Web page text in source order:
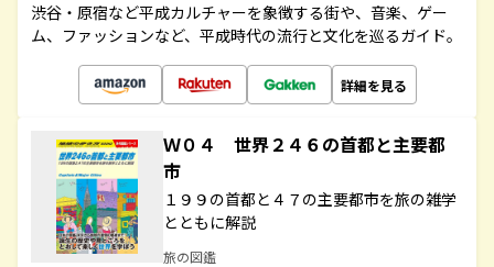
渋谷・原宿など平成カルチャーを象徴する街や、音楽、ゲー
ム、ファッションなど、平成時代の流行と文化を巡るガイド。
詳細を見る
Ｗ０４ 世界２４６の首都と主要都
市
１９９の首都と４７の主要都市を旅の雑学
とともに解説
旅の図鑑